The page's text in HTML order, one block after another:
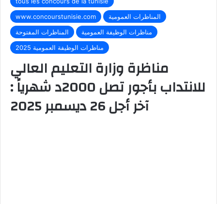
www.concourstunisie.com
المناظرات العمومية
المناظرات المفتوحة
مناظرات الوظيفة العمومية
مناظرات الوظيفة العمومية 2025
مناظرة وزارة التعليم العالي
للانتداب بأجور تصل 2000د شهرياً :
آخر أجل 26 ديسمبر 2025